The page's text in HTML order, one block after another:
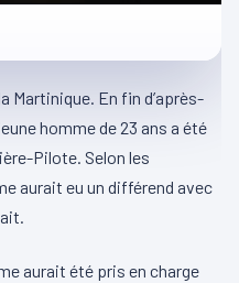
Martinique. En fin d’après-
homme de 23 ans a été
Pilote. Selon les
aurait eu un différend avec
aurait été pris en charge